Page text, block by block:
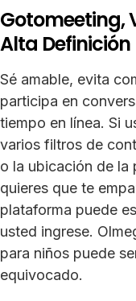
Gotomeeting,
Alta Definición
Sé amable, evita
participa en
tiempo en línea. Si
varios filtros de
o la ubicación de la
quieres que te
plataforma puede
usted ingrese.
para niños puede
equivocado.